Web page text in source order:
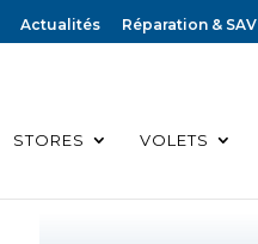
Actualités Réparation & SAV
STORES VOLETS